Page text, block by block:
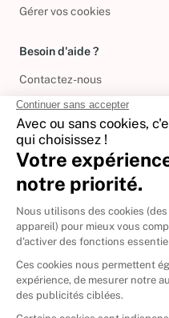
Gérer vos cookies
Besoin d'aide ?
Contactez-nous
International
🇪🇸Espagne
🇮🇹Italie
Donner vos livres